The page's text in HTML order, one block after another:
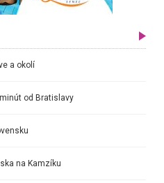
a okolí
od Bratislavy
na Kamzíku